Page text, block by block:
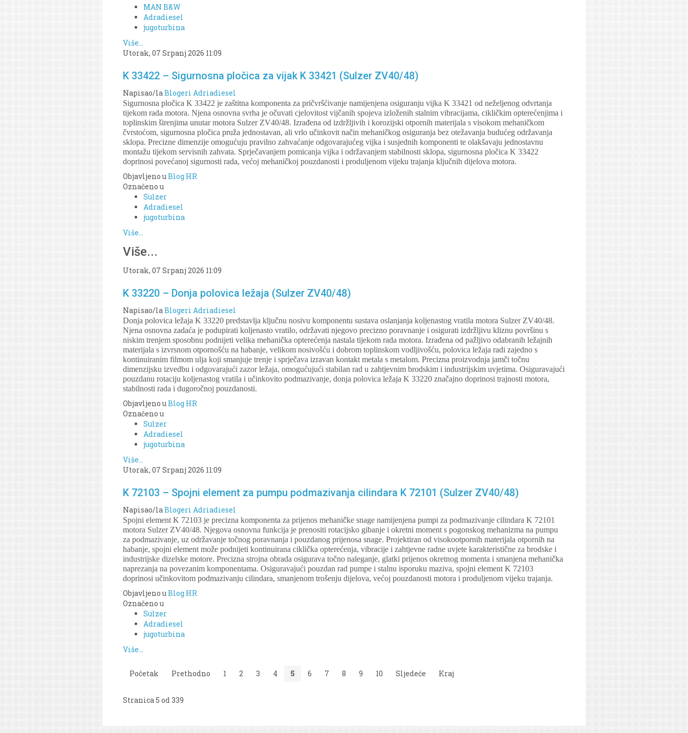
MAN B&W
Adradiesel
jugoturbina
Više...
Utorak, 07 Srpanj 2026 11:09
K 33422 – Sigurnosna pločica za vijak K 33421 (Sulzer ZV40/48)
Napisao/laBlogeri Adriadiesel
Sigurnosna pločica K 33422 je zaštitna komponenta za pričvršćivanje namijenjena osiguranju vijka K 33421 od neželjenog odvrtanja
tijekom rada motora. Njena osnovna svrha je očuvati cjelovitost vijčanih spojeva izloženih stalnim vibracijama, cikličkim opterećenjima i
toplinskim širenjima unutar motora Sulzer ZV40/48. Izrađena od izdržljivih i korozijski otpornih materijala s visokom mehaničkom
čvrstoćom, sigurnosna pločica pruža jednostavan, ali vrlo učinkovit način mehaničkog osiguranja bez otežavanja budućeg održavanja
sklopa. Precizne dimenzije omogućuju pravilno zahvaćanje odgovarajućeg vijka i susjednih komponenti te olakšavaju jednostavnu
montažu tijekom servisnih zahvata. Sprječavanjem pomicanja vijka i održavanjem stabilnosti sklopa, sigurnosna pločica K 33422
doprinosi povećanoj sigurnosti rada, većoj mehaničkoj pouzdanosti i produljenom vijeku trajanja ključnih dijelova motora.
Objavljeno uBlog HR
Označeno u
Sulzer
Adradiesel
jugoturbina
Više...
Više...
Utorak, 07 Srpanj 2026 11:09
K 33220 – Donja polovica ležaja (Sulzer ZV40/48)
Napisao/laBlogeri Adriadiesel
Donja polovica ležaja K 33220 predstavlja ključnu nosivu komponentu sustava oslanjanja koljenastog vratila motora Sulzer ZV40/48.
Njena osnovna zadaća je podupirati koljenasto vratilo, održavati njegovo precizno poravnanje i osigurati izdržljivu kliznu površinu s
niskim trenjem sposobnu podnijeti velika mehanička opterećenja nastala tijekom rada motora. Izrađena od pažljivo odabranih ležajnih
materijala s izvrsnom otpornošću na habanje, velikom nosivošću i dobrom toplinskom vodljivošću, polovica ležaja radi zajedno s
kontinuiranim filmom ulja koji smanjuje trenje i sprječava izravan kontakt metala s metalom. Precizna proizvodnja jamči točnu
dimenzijsku izvedbu i odgovarajući zazor ležaja, omogućujući stabilan rad u zahtjevnim brodskim i industrijskim uvjetima. Osiguravajući
pouzdanu rotaciju koljenastog vratila i učinkovito podmazivanje, donja polovica ležaja K 33220 značajno doprinosi trajnosti motora,
stabilnosti rada i dugoročnoj pouzdanosti.
Objavljeno uBlog HR
Označeno u
Sulzer
Adradiesel
jugoturbina
Više...
Utorak, 07 Srpanj 2026 11:09
K 72103 – Spojni element za pumpu podmazivanja cilindara K 72101 (Sulzer ZV40/48)
Napisao/laBlogeri Adriadiesel
Spojni element K 72103 je precizna komponenta za prijenos mehaničke snage namijenjena pumpi za podmazivanje cilindara K 72101
motora Sulzer ZV40/48. Njegova osnovna funkcija je prenositi rotacijsko gibanje i okretni moment s pogonskog mehanizma na pumpu
za podmazivanje, uz održavanje točnog poravnanja i pouzdanog prijenosa snage. Projektiran od visokootpornih materijala otpornih na
habanje, spojni element može podnijeti kontinuirana ciklička opterećenja, vibracije i zahtjevne radne uvjete karakteristične za brodske i
industrijske dizelske motore. Precizna strojna obrada osigurava točno naleganje, glatki prijenos okretnog momenta i smanjena mehanička
naprezanja na povezanim komponentama. Osiguravajući pouzdan rad pumpe i stalnu isporuku maziva, spojni element K 72103
doprinosi učinkovitom podmazivanju cilindara, smanjenom trošenju dijelova, većoj pouzdanosti motora i produljenom vijeku trajanja.
Objavljeno uBlog HR
Označeno u
Sulzer
Adradiesel
jugoturbina
Više...
Početak Prethodno 1 2 3 4 5 6 7 8 9 10 Sljedeće Kraj
Stranica 5 od 339